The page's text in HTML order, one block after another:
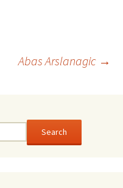
Abas Arslanagic →
Search